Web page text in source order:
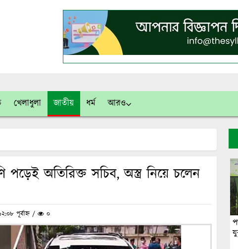
খেলাধুলা জাতীয় ধর্ম আরও
পড়েই অতিরিক্ত সচিব, অস্ত্র নিয়ে চলেন
পূর্বাহ্ন / ০